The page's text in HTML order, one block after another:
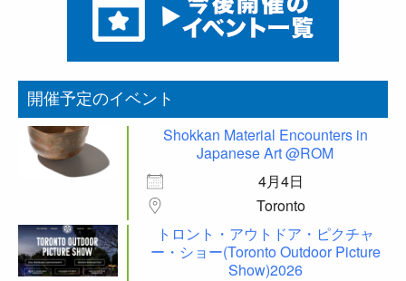
開催予定のイベント
Shokkan Material Encounters in
Japanese Art @ROM
4月4日
Toronto
トロント・アウトドア・ピクチャ
ー・ショー(Toronto Outdoor Picture
Show)2026